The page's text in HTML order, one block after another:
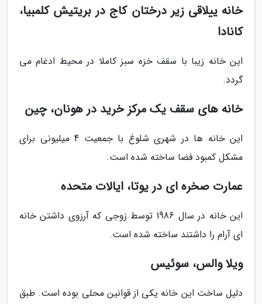
خانه ییلاقی زیر درختان کاج در بریتیش کلمبیا،
کانادا
این خانه زیبا با سقف خزه سبز کاملا در محیط ادغام می
گردد.
خانه های سقف یک مرکز خرید در هونان، چین
این خانه ها در شهری شلوغ با جمعیت 4 میلیونی برای
مشکل کمبود فضا ساخته شده است.
عمارت صخره ای در یوتا، ایالات متحده
این خانه در سال 1986 توسط زوجی که آرزوی داشتن خانه
ای آرام را داشتند ساخته شده است.
ویلا والس، سوئیس
دلیل ساخت این خانه یکی از قوانین محلی بوده است. طبق